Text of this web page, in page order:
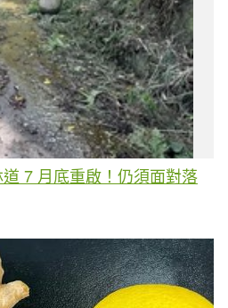
7 月底重啟！仍須面對落